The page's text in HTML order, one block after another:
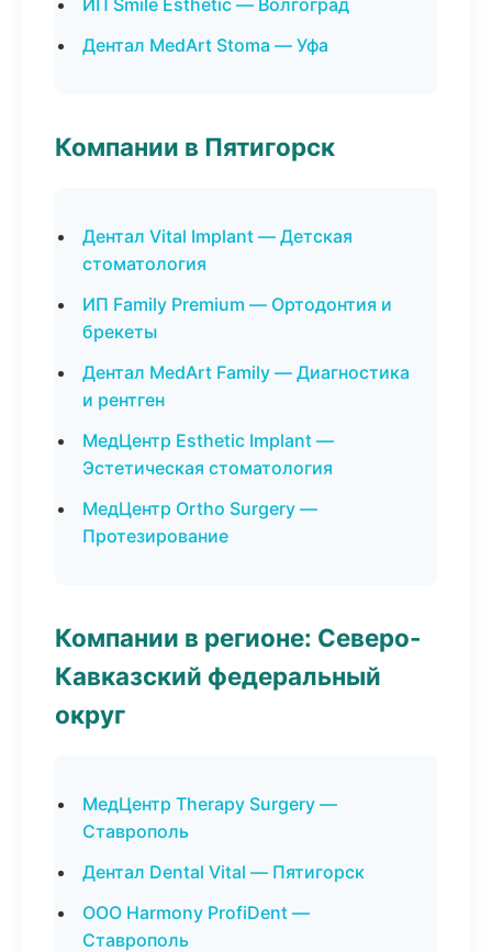
ИП Smile Esthetic — Волгоград
Дентал MedArt Stoma — Уфа
Компании в Пятигорск
Дентал Vital Implant — Детская
стоматология
ИП Family Premium — Ортодонтия и
брекеты
Дентал MedArt Family — Диагностика
и рентген
МедЦентр Esthetic Implant —
Эстетическая стоматология
МедЦентр Ortho Surgery —
Протезирование
Компании в регионе: Северо-
Кавказский федеральный
округ
МедЦентр Therapy Surgery —
Ставрополь
Дентал Dental Vital — Пятигорск
ООО Harmony ProfiDent —
Ставрополь